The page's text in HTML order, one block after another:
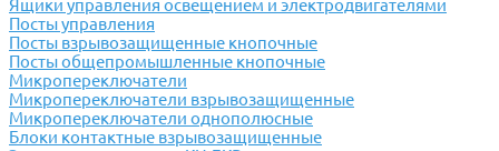
Ящики управления освещением и электродвигателями
Посты управления
Посты взрывозащищенные кнопочные
Посты общепромышленные кнопочные
Микропереключатели
Микропереключатели взрывозащищенные
Микропереключатели однополюсные
Блоки контактные взрывозащищенные